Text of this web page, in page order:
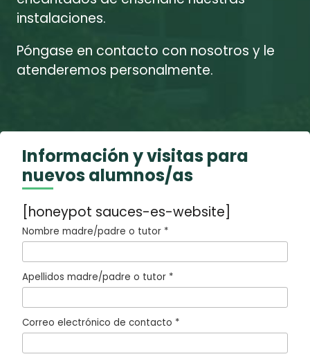
instalaciones.
Póngase en contacto con nosotros y le
atenderemos personalmente.
Información y visitas para
nuevos alumnos/as
[honeypot sauces-es-website]
Nombre madre/padre o tutor *
Apellidos madre/padre o tutor *
Correo electrónico de contacto *